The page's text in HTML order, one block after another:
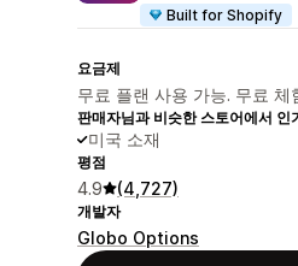
Built for Shopify
요금제
무료 플랜 사용 가능. 무료 체
판매자님과 비슷한 스토어에서 인
미국 소재
평점
4.9 (4,727)
개발자
Globo Options